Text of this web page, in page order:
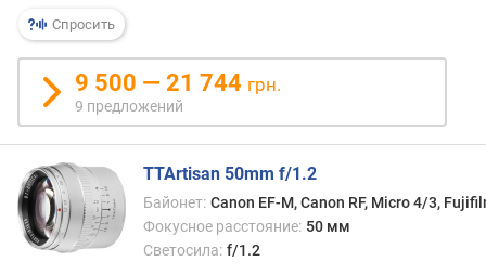
п
о
к
о
л
и
ч
е
с
т
Спросить
9 500 — 21 744 грн.
9 предложений
TTArtisan 50mm f/1.2
Байонет: Canon EF-M, Canon RF, Micro 4/3,
Фокусное расстояние: 50 мм
Светосила: f/1.2